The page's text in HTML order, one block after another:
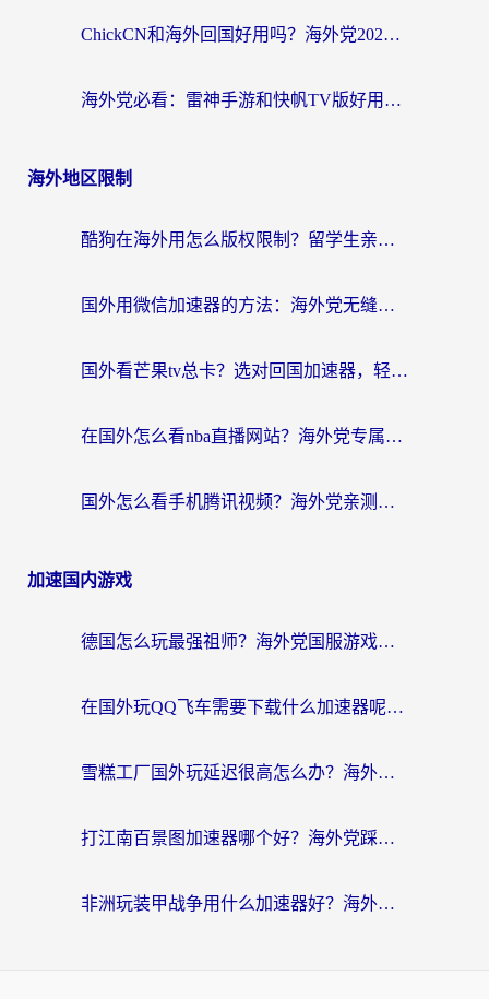
ChickCN和海外回国好用吗？海外党2026亲测：从手游到影音，选对加速器的3个关键
海外党必看：雷神手游和快帆TV版好用吗？3步选对回国加速器不踩坑
海外地区限制
酷狗在海外用怎么版权限制？留学生亲测：3步解决听国内音乐难题
国外用微信加速器的方法：海外党无缝连接国内生活的实用指南
国外看芒果tv总卡？选对回国加速器，轻松追《浪姐》不费劲
在国外怎么看nba直播网站？海外党专属体育观赛指南，告别地区限制！
国外怎么看手机腾讯视频？海外党亲测有效的追剧加速器选择指南
加速国内游戏
德国怎么玩最强祖师？海外党国服游戏加速器选择全攻略（附宝可梦Online实测）
在国外玩QQ飞车需要下载什么加速器呢？海外党亲测有效的国服游戏加速指南
雪糕工厂国外玩延迟很高怎么办？海外玩家国服游戏加速终极攻略（附实测推荐）
打江南百景图加速器哪个好？海外党踩坑N次后，终于找到不卡的秘诀
非洲玩装甲战争用什么加速器好？海外党亲测有效的国服游戏加速方案